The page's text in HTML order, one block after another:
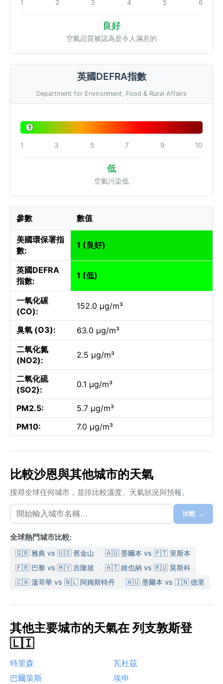
1 2 3 4 5 6
良好
空氣品質被認為是令人滿意的
英國DEFRA指數
Department for Environment, Food & Rural Affairs
1
1 3 5 7 9 10
低
空氣污染低
參數 數值
美國環保署指
數:
1 (良好)
英國DEFRA
指數:
1 (低)
一氧化碳
(CO):
152.0 µg/m³
臭氧 (O3):
63.0 µg/m³
二氧化氮
(NO2):
2.5 µg/m³
二氧化硫
(SO2):
0.1 µg/m³
PM2.5:
5.7 µg/m³
PM10:
7.0 µg/m³
比較沙恩與其他城市的天氣
搜尋全球任何城市，並排比較溫度、天氣狀況與預報。
比較 →
全球熱門城市比較:
🇬🇷 雅典 vs 🇺🇸 舊金山
🇦🇺 墨爾本 vs 🇵🇹 里斯本
🇫🇷 巴黎 vs 🇲🇾 吉隆坡
🇦🇹 維也納 vs 🇷🇺 莫斯科
🇨🇦 溫哥華 vs 🇳🇱 阿姆斯特丹
🇦🇺 墨爾本 vs 🇮🇳 德里
其他主要城市的天氣在 列支敦斯登
🇱🇮
特里森
瓦杜茲
巴爾策斯
埃申